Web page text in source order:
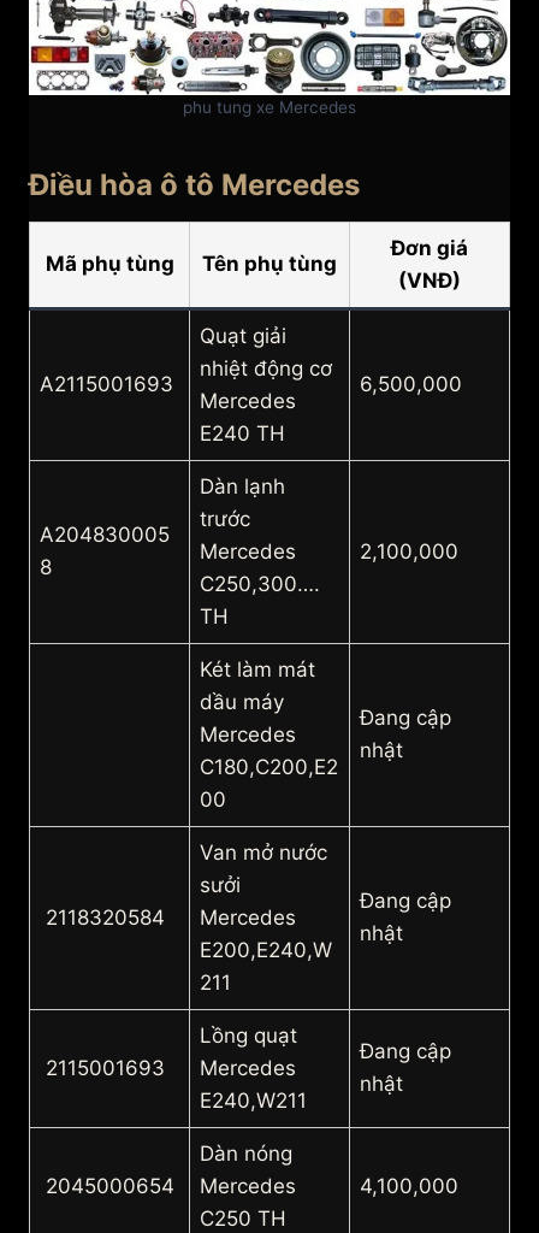
phu tung xe Mercedes
Điều hòa ô tô Mercedes
Mã phụ tùng Tên phụ tùng
Đơn giá
(VNĐ)
A2115001693
Quạt giải
nhiệt động cơ
Mercedes
E240 TH
6,500,000
A204830005
8
Dàn lạnh
trước
Mercedes
C250,300….
TH
2,100,000
Két làm mát
dầu máy
Mercedes
C180,C200,E2
00
Đang cập
nhật
2118320584
Van mở nước
sưởi
Mercedes
E200,E240,W
211
Đang cập
nhật
2115001693
Lồng quạt
Mercedes
E240,W211
Đang cập
nhật
2045000654
Dàn nóng
Mercedes
C250 TH
4,100,000